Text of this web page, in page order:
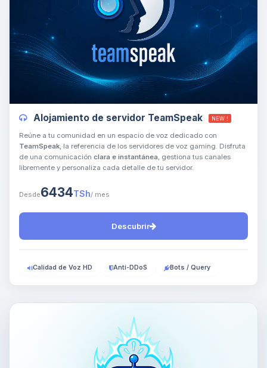
Alojamiento de servidor TeamSpeak NEW !
Reúne a tu comunidad en un espacio de voz dedicado con
TeamSpeak, la referencia de los servidores de voz gaming. Disfruta
de una comunicación clara e instantánea, gestiona tus canales
libremente y personaliza cada detalle de tu servidor.
Desde6434TSh/ mes
Descubrir
Calidad de Voz HD Anti-DDoS Bots / Query
Yupi, por fin alguien con quien
hablar! Soy Choupy, tu pequeno
que necesitas y moveré mis
pequenos circuitos para ayudarte.